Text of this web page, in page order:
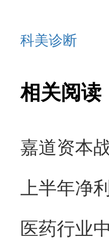
科美诊断
相关阅读
医药行业